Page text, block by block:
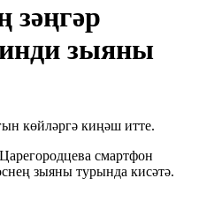
зыяны
көйләргә киңәш итте.
смартфон
зыяны турында кисәтә.